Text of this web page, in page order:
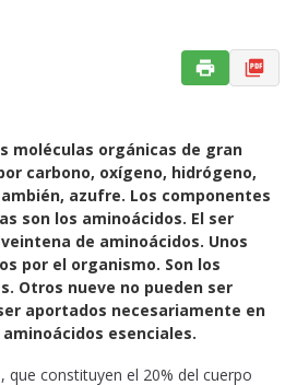
moléculas orgánicas de gran
carbono, oxígeno, hidrógeno,
azufre. Los componentes
son los aminoácidos. El ser
de aminoácidos. Unos
por el organismo. Son los
Otros nueve no pueden ser
aportados necesariamente en
esenciales.
que constituyen el 20% del cuerpo